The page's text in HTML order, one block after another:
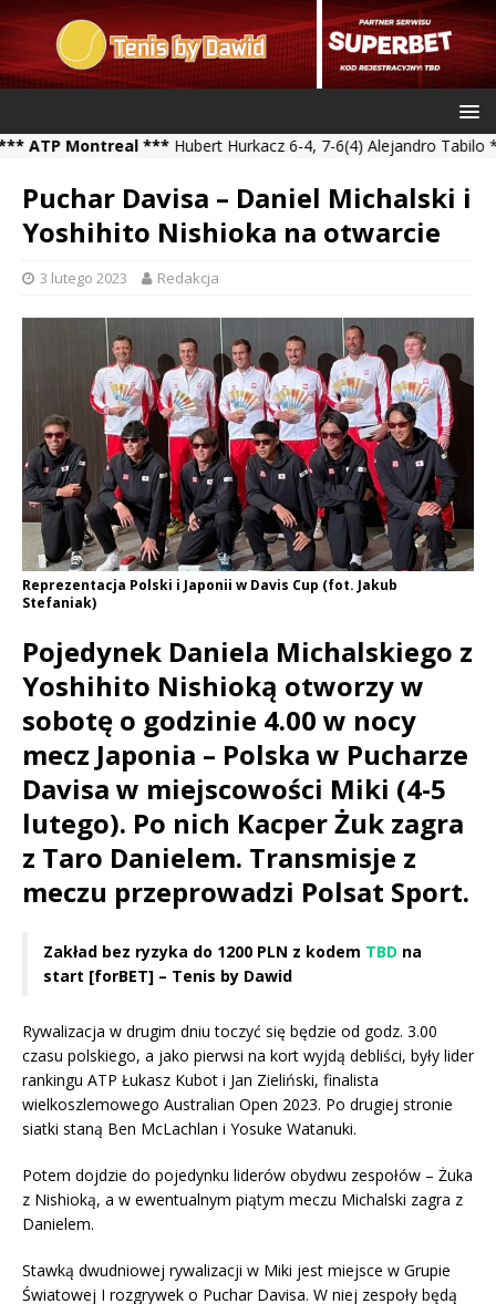
Montreal ***Hubert Hurkacz 6-4, 7-6(4) Alejandro Tabilo ***
Puchar Davisa – Daniel Michalski i
Yoshihito Nishioka na otwarcie
3 lutego 2023 Redakcja
Reprezentacja Polski i Japonii w Davis Cup (fot. Jakub
Stefaniak)
Pojedynek Daniela Michalskiego z
Yoshihito Nishioką otworzy w
sobotę o godzinie 4.00 w nocy
mecz Japonia – Polska w Pucharze
Davisa w miejscowości Miki (4-5
lutego). Po nich Kacper Żuk zagra
z Taro Danielem. Transmisje z
meczu przeprowadzi Polsat Sport.
Zakład bez ryzyka do 1200 PLN z kodem TBD na
start [forBET] – Tenis by Dawid
Rywalizacja w drugim dniu toczyć się będzie od godz. 3.00
czasu polskiego, a jako pierwsi na kort wyjdą debliści, były lider
rankingu ATP Łukasz Kubot i Jan Zieliński, finalista
wielkoszlemowego Australian Open 2023. Po drugiej stronie
siatki staną Ben McLachlan i Yosuke Watanuki.
Potem dojdzie do pojedynku liderów obydwu zespołów – Żuka
z Nishioką, a w ewentualnym piątym meczu Michalski zagra z
Danielem.
Stawką dwudniowej rywalizacji w Miki jest miejsce w Grupie
Światowej I rozgrywek o Puchar Davisa. W niej zespoły będą